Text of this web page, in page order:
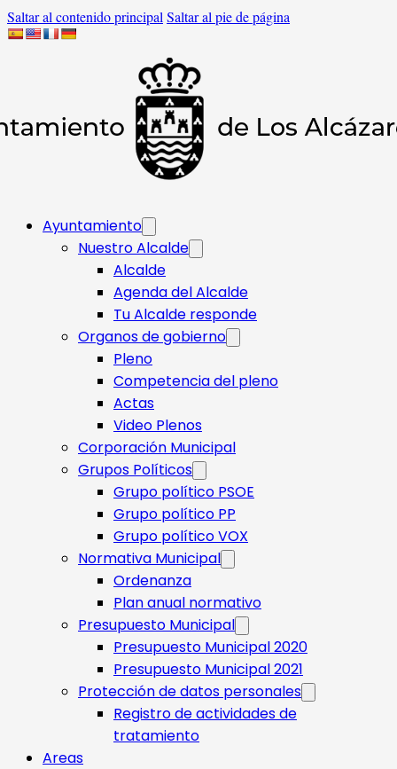
Saltar al contenido principal Saltar al pie de página
Ayuntamiento
Nuestro Alcalde
Alcalde
Agenda del Alcalde
Tu Alcalde responde​
Organos de gobierno
Pleno
Competencia del pleno
Actas
Video Plenos
Corporación Municipal
Grupos Políticos
Grupo político PSOE
Grupo político PP
Grupo político VOX
Normativa Municipal
Ordenanza
Plan anual normativo
Presupuesto Municipal
Presupuesto Municipal 2020
Presupuesto Municipal 2021
Protección de datos personales
Registro de actividades de
tratamiento
Areas